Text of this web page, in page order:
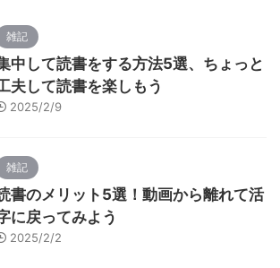
雑記
中して読書をする方法5選、ちょっと
夫して読書を楽しもう
2025/2/9
雑記
書のメリット5選！動画から離れて活
に戻ってみよう
2025/2/2